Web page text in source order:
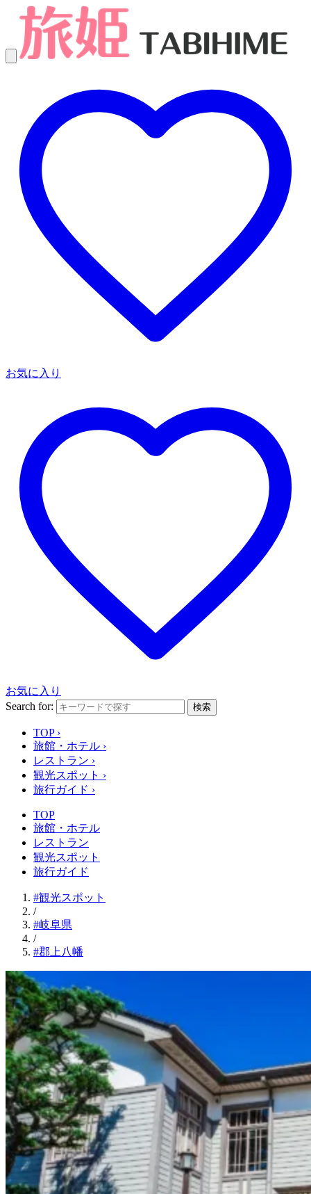
お気に入り
お気に入り
Search for:
検索
TOP ›
旅館・ホテル ›
レストラン ›
観光スポット ›
旅行ガイド ›
TOP
旅館・ホテル
レストラン
観光スポット
旅行ガイド
#観光スポット
/
#岐阜県
/
#郡上八幡